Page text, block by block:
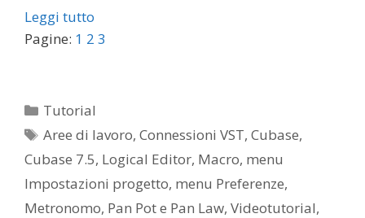
Leggi tutto
Pagine: 1 2 3
Categorie
Tutorial
Tag
Aree di lavoro,Connessioni VST,Cubase,
Cubase 7.5, Logical Editor, Macro, menu
Impostazioni progetto, menu Preferenze,
Metronomo, Pan Pot e Pan Law, Videotutorial,